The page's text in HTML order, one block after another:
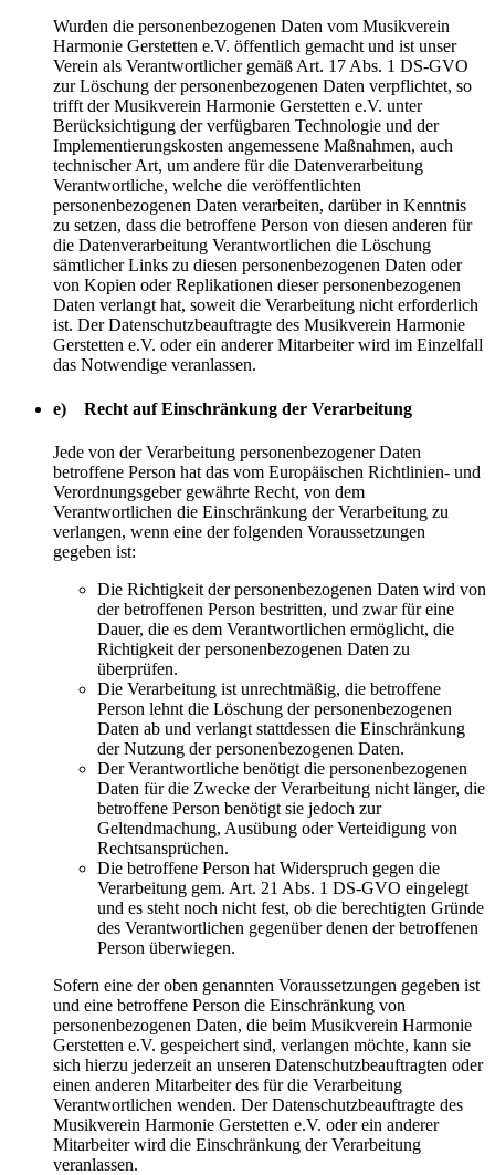
Wurden die personenbezogenen Daten vom Musikverein
Harmonie Gerstetten e.V. öffentlich gemacht und ist unser
Verein als Verantwortlicher gemäß Art. 17 Abs. 1 DS-GVO
zur Löschung der personenbezogenen Daten verpflichtet, so
trifft der Musikverein Harmonie Gerstetten e.V. unter
Berücksichtigung der verfügbaren Technologie und der
Implementierungskosten angemessene Maßnahmen, auch
technischer Art, um andere für die Datenverarbeitung
Verantwortliche, welche die veröffentlichten
personenbezogenen Daten verarbeiten, darüber in Kenntnis
zu setzen, dass die betroffene Person von diesen anderen für
die Datenverarbeitung Verantwortlichen die Löschung
sämtlicher Links zu diesen personenbezogenen Daten oder
von Kopien oder Replikationen dieser personenbezogenen
Daten verlangt hat, soweit die Verarbeitung nicht erforderlich
ist. Der Datenschutzbeauftragte des Musikverein Harmonie
Gerstetten e.V. oder ein anderer Mitarbeiter wird im Einzelfall
das Notwendige veranlassen.
e) Recht auf Einschränkung der Verarbeitung
Jede von der Verarbeitung personenbezogener Daten
betroffene Person hat das vom Europäischen Richtlinien- und
Verordnungsgeber gewährte Recht, von dem
Verantwortlichen die Einschränkung der Verarbeitung zu
verlangen, wenn eine der folgenden Voraussetzungen
gegeben ist:
Die Richtigkeit der personenbezogenen Daten wird von
der betroffenen Person bestritten, und zwar für eine
Dauer, die es dem Verantwortlichen ermöglicht, die
Richtigkeit der personenbezogenen Daten zu
überprüfen.
Die Verarbeitung ist unrechtmäßig, die betroffene
Person lehnt die Löschung der personenbezogenen
Daten ab und verlangt stattdessen die Einschränkung
der Nutzung der personenbezogenen Daten.
Der Verantwortliche benötigt die personenbezogenen
Daten für die Zwecke der Verarbeitung nicht länger, die
betroffene Person benötigt sie jedoch zur
Geltendmachung, Ausübung oder Verteidigung von
Rechtsansprüchen.
Die betroffene Person hat Widerspruch gegen die
Verarbeitung gem. Art. 21 Abs. 1 DS-GVO eingelegt
und es steht noch nicht fest, ob die berechtigten Gründe
des Verantwortlichen gegenüber denen der betroffenen
Person überwiegen.
Sofern eine der oben genannten Voraussetzungen gegeben ist
und eine betroffene Person die Einschränkung von
personenbezogenen Daten, die beim Musikverein Harmonie
Gerstetten e.V. gespeichert sind, verlangen möchte, kann sie
sich hierzu jederzeit an unseren Datenschutzbeauftragten oder
einen anderen Mitarbeiter des für die Verarbeitung
Verantwortlichen wenden. Der Datenschutzbeauftragte des
Musikverein Harmonie Gerstetten e.V. oder ein anderer
Mitarbeiter wird die Einschränkung der Verarbeitung
veranlassen.